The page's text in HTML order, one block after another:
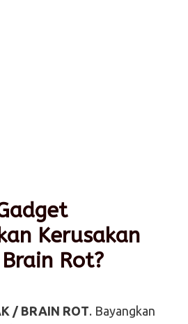
Kerusakan
Rot?
/ BRAIN ROT. Bayangkan